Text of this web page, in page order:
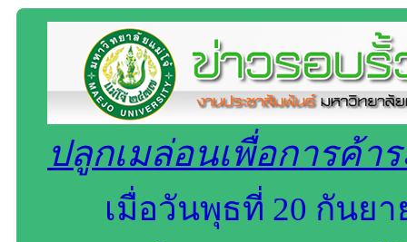
ปลูกเมล่อนเพื่อการค้า
เมื่อวันพุธที่ 20 กันยา